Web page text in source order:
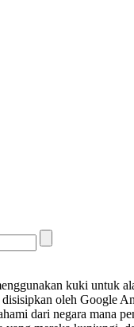
kuki untuk
oleh Google
dari negara mana